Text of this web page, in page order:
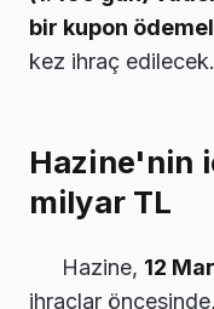
bir kupon
kez ihraç edilecek.
Hazine'nin
milyar TL
Hazine, 12
ihraçlar